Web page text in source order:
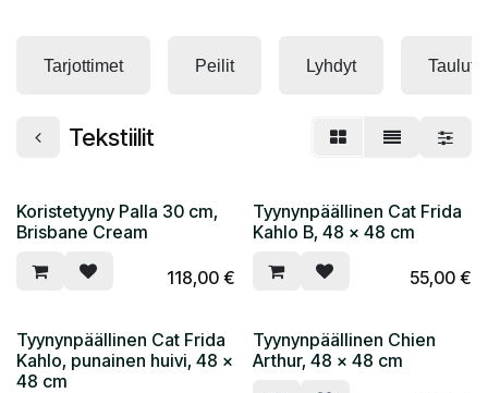
Tarjottimet Peilit Lyhdyt Taulut
Tekstiilit
Koristetyyny Palla 30 cm,
Brisbane Cream
118,00€
Tyynynpäällinen Cat Frida
Kahlo B, 48 x 48 cm
55,00€
Tyynynpäällinen Cat Frida
Kahlo, punainen huivi, 48 x
48 cm
Tyynynpäällinen Chien
Arthur, 48 x 48 cm